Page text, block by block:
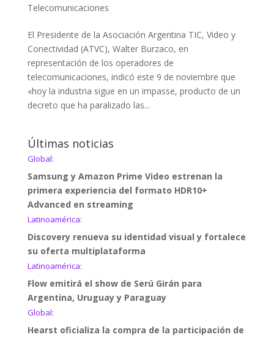
Telecomunicaciones
El Presidente de la Asociación Argentina TIC, Video y
Conectividad (ATVC), Walter Burzaco, en
representación de los operadores de
telecomunicaciones, indicó este 9 de noviembre que
«hoy la industria sigue en un impasse, producto de un
decreto que ha paralizado las...
Últimas noticias
Global:
Samsung y Amazon Prime Video estrenan la
primera experiencia del formato HDR10+
Advanced en streaming
Latinoamérica:
Discovery renueva su identidad visual y fortalece
su oferta multiplataforma
Latinoamérica:
Flow emitirá el show de Serú Girán para
Argentina, Uruguay y Paraguay
Global:
Hearst oficializa la compra de la participación de